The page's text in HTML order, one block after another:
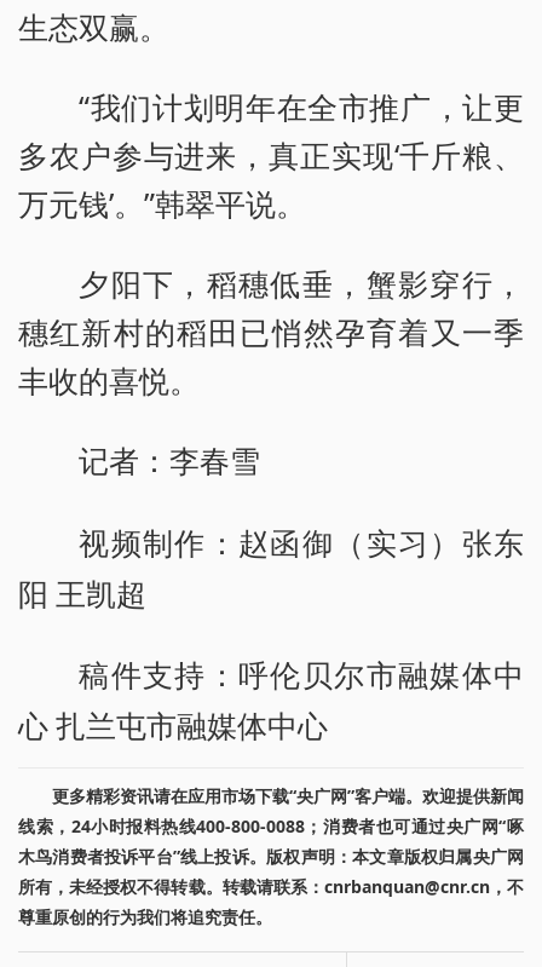
生态双赢。
“我们计划明年在全市推广，让更
多农户参与进来，真正实现‘千斤粮、
万元钱’。”韩翠平说。
夕阳下，稻穗低垂，蟹影穿行，
穗红新村的稻田已悄然孕育着又一季
丰收的喜悦。
记者：李春雪
视频制作：赵函御（实习）张东
阳 王凯超
稿件支持：呼伦贝尔市融媒体中
心 扎兰屯市融媒体中心
更多精彩资讯请在应用市场下载“央广网”客户端。欢迎提供新闻
线索，24小时报料热线400-800-0088；消费者也可通过央广网“啄
木鸟消费者投诉平台”线上投诉。版权声明：本文章版权归属央广网
所有，未经授权不得转载。转载请联系：cnrbanquan@cnr.cn，不
尊重原创的行为我们将追究责任。